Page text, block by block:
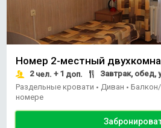
Номер 2-местный
2чел. + 1 доп.
Завтрак, обед,
Раздельные кровати • Диван •
номере